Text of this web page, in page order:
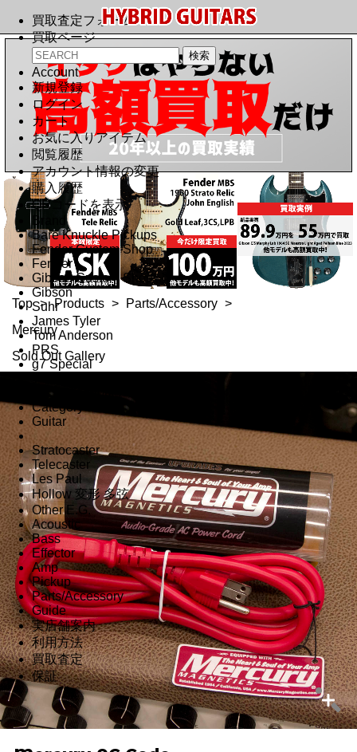
買取査定フォーム
買取ページ
Account
新規登録
ログイン
カート
お気に入りアイテム
閲覧履歴
アカウント情報の変更
購入履歴
QRコードを表示
Brand
Bare Knuckle Pickups
Fender Custom Shop
Fender
Gibson Custom Shop
Gibson
Suhr
James Tyler
Tom Anderson
PRS
g7 Special
RS Guitarworks
Category
Guitar
Stratocaster
Telecaster
Les Paul
Hollow 変形 多弦
Other E.G.
Acoustic
Bass
Effector
Amp
Pickup
Parts/Accessory
Guide
実店舗案内
利用方法
買取査定
保証
Top > Products > Parts/Accessory >
Mercury
Sold Out Gallery